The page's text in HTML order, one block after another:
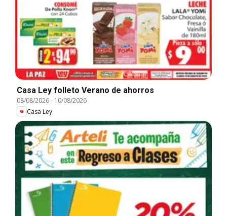
Casa Ley folleto Verano de ahorros
08/08/2026- 10/08/2026
Casa Ley